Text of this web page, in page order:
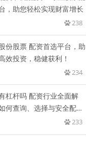
，助您轻松实现财富增长
238
份股票 配资首选平台，助
效投资，稳健获利！
234
杠杆吗 配资行业全面解
何查询、选择与安全配资
233